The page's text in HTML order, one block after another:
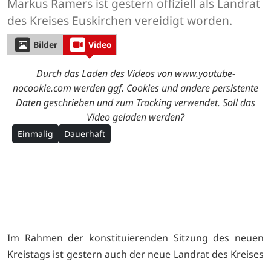
Markus Ramers ist gestern offiziell als Landrat
des Kreises Euskirchen vereidigt worden.
Bilder Video
Durch das Laden des Videos von www.youtube-
nocookie.com werden ggf. Cookies und andere persistente
Daten geschrieben und zum Tracking verwendet. Soll das
Video geladen werden?
Einmalig Dauerhaft
Im Rahmen der konstituierenden Sitzung des neuen
Kreistags ist gestern auch der neue Landrat des Kreises